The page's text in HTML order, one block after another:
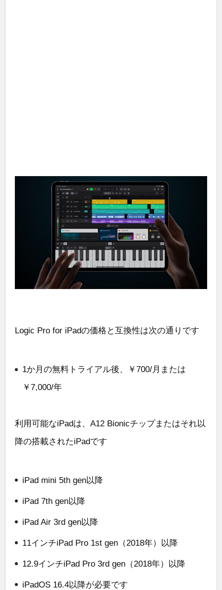
Logic Pro for iPadの価格と互換性は次の通りです
1か月の無料トライアル後、￥700/月または
￥7,000/年
利用可能なiPadは、A12 Bionicチップまたはそれ以
降の搭載されたiPadです
iPad mini 5th gen以降
iPad 7th gen以降
iPad Air 3rd gen以降
11インチiPad Pro 1st gen（2018年）以降
12.9インチiPad Pro 3rd gen（2018年）以降
iPadOS 16.4以降が必要です